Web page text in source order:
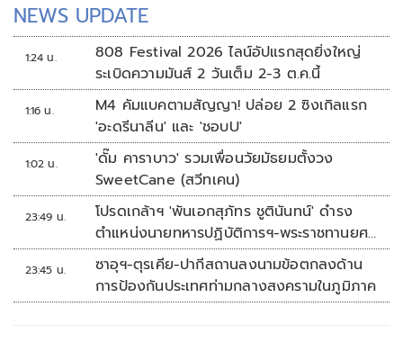
NEWS UPDATE
1:24 น.
808 Festival 2026 ไลน์อัปแรกสุดยิ่งใหญ่
ระเบิดความมันส์ 2 วันเต็ม 2-3 ต.ค.นี้
1:16 น.
M4 คัมแบคตามสัญญา! ปล่อย 2 ซิงเกิลแรก
'อะดรีนาลีน' และ 'ชอบU'
1:02 น.
'ดั๊ม คาราบาว' รวมเพื่อนวัยมัธยมตั้งวง
SweetCane (สวีทเคน)
23:49 น.
โปรดเกล้าฯ 'พันเอกสุภัทร ชูตินันทน์' ดำรง
ตำแหน่งนายทหารปฏิบัติการฯ-พระราชทานยศ
'พลตรี'
23:45 น.
ซาอุฯ-ตุรเคีย-ปากีสถานลงนามข้อตกลงด้าน
การป้องกันประเทศท่ามกลางสงครามในภูมิภาค